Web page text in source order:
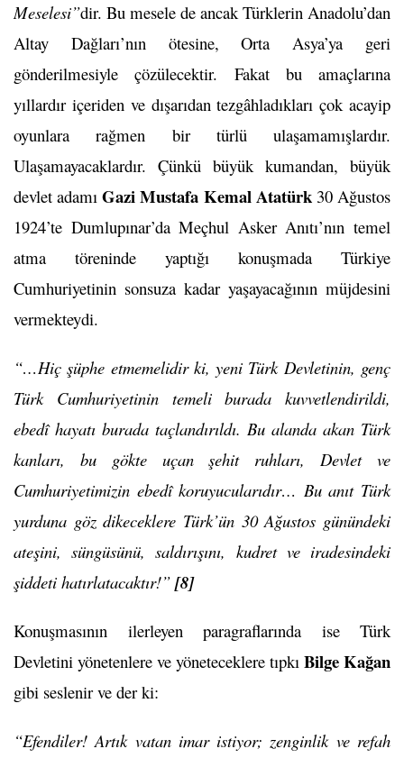
Meselesi”dir. Bu mesele de ancak Türklerin Anadolu’dan
Altay Dağları’nın ötesine, Orta Asya’ya geri
gönderilmesiyle çözülecektir. Fakat bu amaçlarına
yıllardır içeriden ve dışarıdan tezgâhladıkları çok acayip
oyunlara rağmen bir türlü ulaşamamışlardır.
Ulaşamayacaklardır. Çünkü büyük kumandan, büyük
devlet adamıGazi Mustafa Kemal Atatürk30 Ağustos
1924’te Dumlupınar’da Meçhul Asker Anıtı’nın temel
atma töreninde yaptığı konuşmada Türkiye
Cumhuriyetinin sonsuza kadar yaşayacağının müjdesini
vermekteydi.
“…Hiç şüphe etmemelidir ki, yeni Türk Devletinin, genç
Türk Cumhuriyetinin temeli burada kuvvetlendirildi,
ebedî hayatı burada taçlandırıldı. Bu alanda akan Türk
kanları, bu gökte uçan şehit ruhları, Devlet ve
Cumhuriyetimizin ebedî koruyucularıdır… Bu anıt Türk
yurduna göz dikeceklere Türk’ün 30 Ağustos günündeki
ateşini, süngüsünü, saldırışını, kudret ve iradesindeki
şiddeti hatırlatacaktır!” [8]
Konuşmasının ilerleyen paragraflarında ise Türk
Devletini yönetenlere ve yöneteceklere tıpkı Bilge Kağan
gibi seslenir ve der ki:
“Efendiler! Artık vatan imar istiyor; zenginlik ve refah